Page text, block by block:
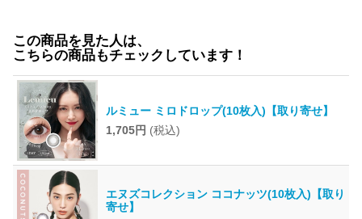
この商品を見た人は、
こちらの商品もチェックしています！
ルミュー ミロドロップ(10枚入)【取り寄せ】
1,705円 (税込)
エヌズコレクション ココナッツ(10枚入)【取り
寄せ】